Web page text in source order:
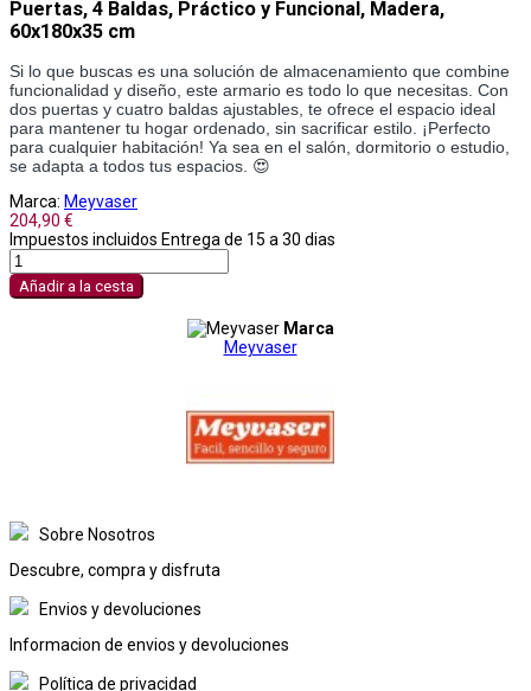
Puertas, 4 Baldas, Práctico y Funcional, Madera,
60x180x35 cm
Si lo que buscas es una solución de almacenamiento que combine
funcionalidad y diseño, este armario es todo lo que necesitas. Con
dos puertas y cuatro baldas ajustables, te ofrece el espacio ideal
para mantener tu hogar ordenado, sin sacrificar estilo. ¡Perfecto
para cualquier habitación! Ya sea en el salón, dormitorio o estudio,
se adapta a todos tus espacios. 😍
Marca: Meyvaser
204,90 €
Impuestos incluidos Entrega de 15 a 30 dias
Añadir a la cesta
Marca
Meyvaser
Sobre Nosotros
Descubre, compra y disfruta
Envios y devoluciones
Informacion de envios y devoluciones
Política de privacidad